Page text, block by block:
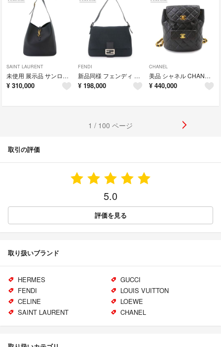
SAINT LAURENT
未使用 展示品 サンローラン SAINT LAURENT LE 5 A 7 ソフト ラージ ショルダー バッグ レザー ブラック 753837 Shoulder Bag 90333848
¥ 310,000
FENDI
新品同様 フェンディ FENDI ズッキーノ マンマバケット ショルダー バッグ キャンバス ブラック 8BR001 シルバー 金具 90333811
¥ 198,000
CHANEL
美品 シャネル CHANEL マトラッセ チェーン バックパック リュックサック ラムスキン ブラック ヴィンテージ ゴールド 金具 duma 90333797
¥ 440,000
1 / 100 ページ
取引の評価
5.0
評価を見る
取り扱いブランド
HERMES
GUCCI
FENDI
LOUIS VUITTON
CELINE
LOEWE
SAINT LAURENT
CHANEL